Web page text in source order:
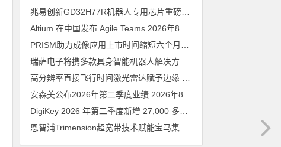
兆易创新GD32H77R机器人专用芯片重磅亮相，精准赋能伺服驱动与关节控制
Altium 在中国发布 Agile Teams 2026年8月6日
安森美公布2026年第二季度业绩 2026年8月6日
恩智浦Trimension超宽带技术赋能宝马集团Digital Key Plus及生命体存在检测功能